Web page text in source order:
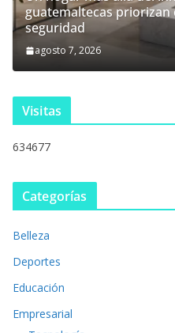
guatemaltecas priorizan
seguridad
agosto 7, 2026
Visitas
634677
Categorías
Belleza
Deportes
Educación
Empresarial